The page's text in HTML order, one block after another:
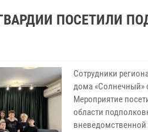
ПОСЕТИЛИ
Сотрудники
дома «Солнечный»
Мероприятие
области